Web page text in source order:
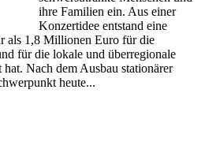
ihre Familien ein. Aus einer
Konzertidee entstand eine
als 1,8 Millionen Euro für die
für die lokale und überregionale
Nach dem Ausbau stationärer
heute...